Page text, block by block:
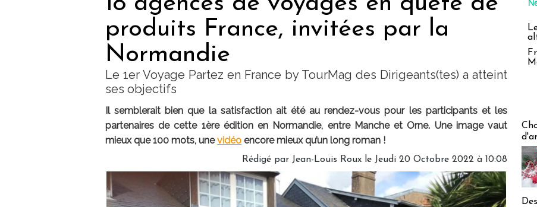
produits France, invitées par la
Normandie
Le 1er Voyage Partez en France by TourMag des Dirigeants(tes) a atteint
ses objectifs
Il semblerait bien que la satisfaction ait été au rendez-vous pour les participants et les
partenaires de cette 1ère édition en Normandie, entre Manche et Orne. Une image vaut
mieux que 100 mots, unevidéo encore mieux qu’un long roman !
Rédigé par Jean-Louis Roux le Jeudi 20 Octobre 2022 à 10:08